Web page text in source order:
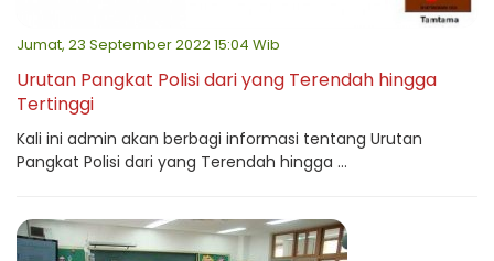
Jumat, 23 September 2022 15:04 Wib
Urutan Pangkat Polisi dari yang Terendah hingga
Tertinggi
Kali ini admin akan berbagi informasi tentang Urutan
Pangkat Polisi dari yang Terendah hingga ...